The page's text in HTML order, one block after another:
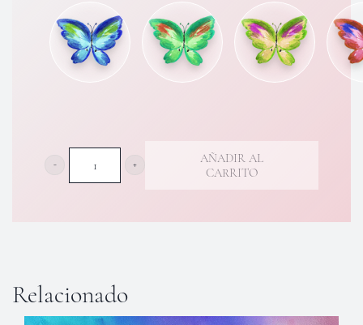
hasta
100,00 €
Haz
cantidad
AÑADIR AL
CARRITO
Relacionado